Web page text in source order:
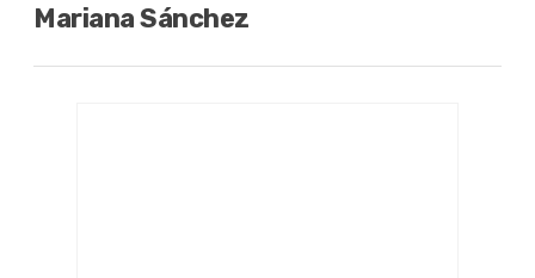
Mariana Sánchez